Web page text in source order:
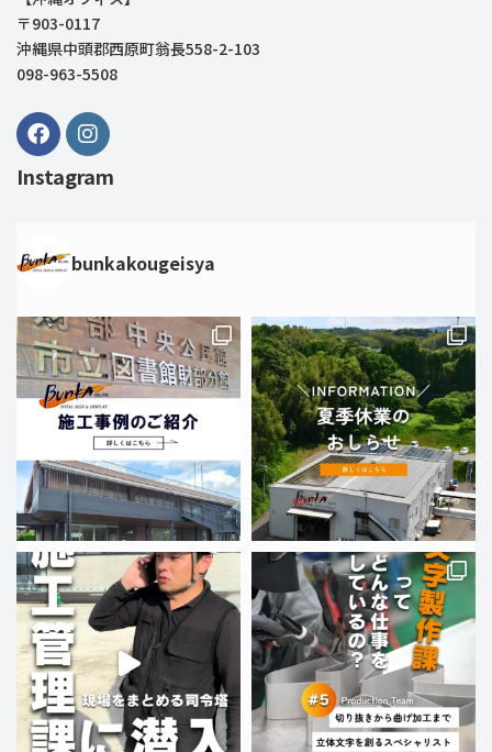
〒903-0117
沖縄県中頭郡西原町翁長558-2-103
098-963-5508
Instagram
bunkakougeisya